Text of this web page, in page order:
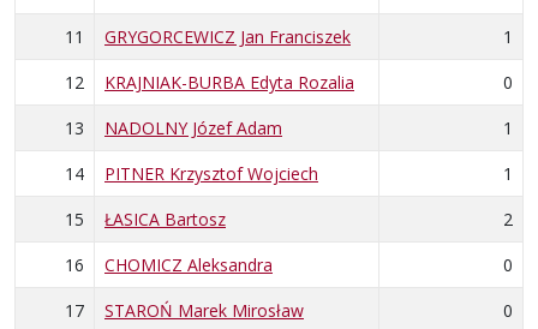
11
GRYGORCEWICZ Jan Franciszek
1
12
KRAJNIAK-BURBA Edyta Rozalia
0
13
NADOLNY Józef Adam
1
14
PITNER Krzysztof Wojciech
1
15
ŁASICA Bartosz
2
16
CHOMICZ Aleksandra
0
17
STAROŃ Marek Mirosław
0